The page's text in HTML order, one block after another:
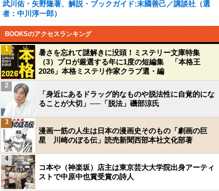
武川佑・矢野隆著、解説・ブックガイド:末國善己／講談社（選
者：中川淳一郎）
BOOKSのアクセスランキング
暑さを忘れて謎解きに没頭！ミステリー文庫特集
（3）プロが厳選する年に1度の短編集 「本格王
2026」本格ミステリ作家クラブ選・編
1
「身近にあるドラッグ的なものや脱法性に自覚的にな
ることが大切」──「脱法」磯部涼氏
2
漫画一筋の人生は日本の漫画史そのもの「劇画の巨
星 川崎のぼる伝」読売新聞西部本社文化部著
3
コ本や（神楽坂）店主は東京芸大大学院出身アーティ
ストで中原中也賞受賞の詩人
4